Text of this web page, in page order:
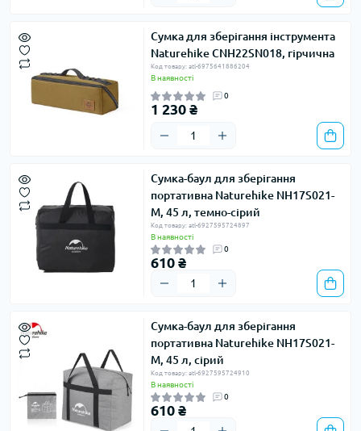
Сумка для зберігання інструмента
Naturehike CNH22SN018, гірчична
Код товару: atl-6975641886204
В наявності
0
1 230 ₴
Сумка-баул для зберігання
портативна Naturehike NH17S021-
M, 45 л, темно-сірий
Код товару: atl-6927595724897
В наявності
0
610 ₴
Сумка-баул для зберігання
портативна Naturehike NH17S021-
M, 45 л, сірий
Код товару: atl-6927595724910
В наявності
0
610 ₴